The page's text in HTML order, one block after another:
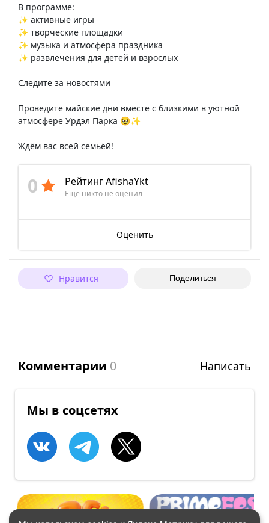
В программе:
✨ активные игры
✨ творческие площадки
✨ музыка и атмосфера праздника
✨ развлечения для детей и взрослых
Следите за новостями
Проведите майские дни вместе с близкими в уютной
атмосфере Урдэл Парка 🥹✨
Ждём вас всей семьёй!
0 Рейтинг AfishaYkt
Еще никто не оценил
Оценить
Нравится Поделиться
Комментарии 0 Написать
Мы в соцсетях